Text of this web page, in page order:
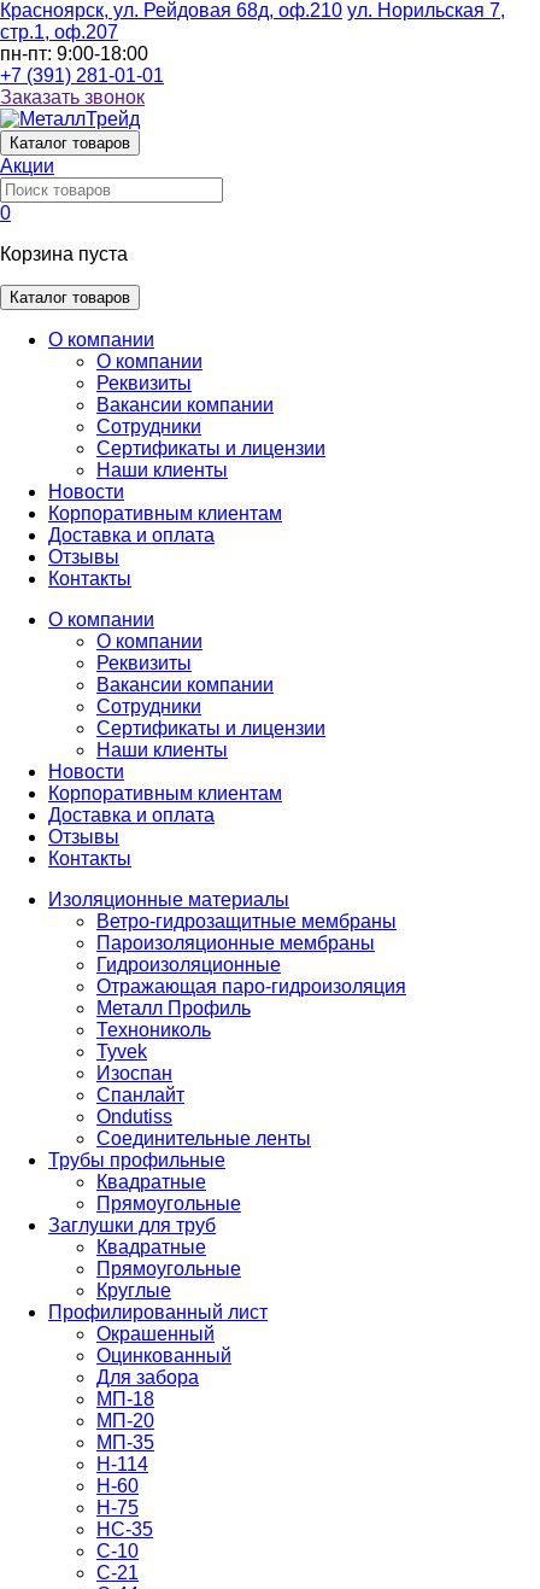
Красноярск, ул. Рейдовая 68д, оф.210 ул. Норильская 7,
стр.1, оф.207
пн-пт: 9:00-18:00
+7 (391) 281-01-01
Заказать звонок
Каталог товаров
Акции
0
Корзина пуста
Каталог товаров
О компании
О компании
Реквизиты
Вакансии компании
Сотрудники
Сертификаты и лицензии
Наши клиенты
Новости
Корпоративным клиентам
Доставка и оплата
Отзывы
Контакты
О компании
О компании
Реквизиты
Вакансии компании
Сотрудники
Сертификаты и лицензии
Наши клиенты
Новости
Корпоративным клиентам
Доставка и оплата
Отзывы
Контакты
Изоляционные материалы
Ветро-гидрозащитные мембраны
Пароизоляционные мембраны
Гидроизоляционные
Отражающая паро-гидроизоляция
Металл Профиль
Технониколь
Tyvek
Изоспан
Спанлайт
Ondutiss
Соединительные ленты
Трубы профильные
Квадратные
Прямоугольные
Заглушки для труб
Квадратные
Прямоугольные
Круглые
Профилированный лист
Окрашенный
Оцинкованный
Для забора
МП-18
МП-20
МП-35
Н-114
Н-60
Н-75
НС-35
С-10
С-21